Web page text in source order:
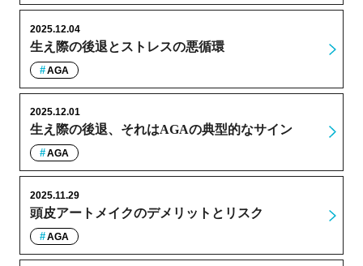
生え際の後退とストレスの悪循環
2025.12.04
AGA
生え際の後退、それはAGAの典型的なサイン
2025.12.01
AGA
頭皮アートメイクのデメリットとリスク
2025.11.29
AGA